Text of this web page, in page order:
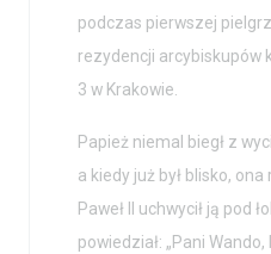
podczas pierwszej
rezydencji arcybiskupów
3 w Krakowie.
Papież niemal biegł z
a kiedy już był blisko,
Paweł II uchwycił ją pod
powiedział: „Pani